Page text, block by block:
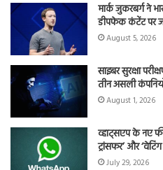
मार्क जुकरबर्ग ने
डीपफेक कंटेंट पर
August 5, 2026
साइबर सुरक्षा
तीन असली
August 1, 2026
व्हाट्सएप के नए
ट्रांसफर’ और
July 29, 2026